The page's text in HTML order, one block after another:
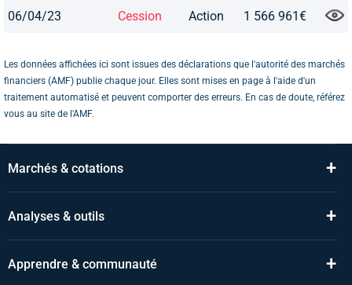
06/04/23 Cession Action 1 566 961€
Les données affichées ici sont issues des déclarations que l'autorité des marchés
financiers (AMF) publie chaque jour. Elles sont mises en page à l'aide d'un
traitement automatisé et peuvent comporter des erreurs. En cas de doute, référez
vous au site de l'AMF.
Marchés & cotations +
Analyses & outils +
Apprendre & communauté +